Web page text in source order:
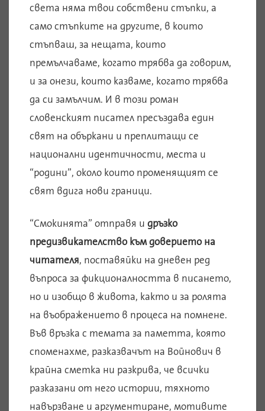
света няма твои собствени стъпки, а
само стъпките на другите, в които
стъпваш, за нещата, които
премълчаваме, когато трябва да говорим,
и за онези, които казваме, когато трябва
да си замълчим. И в този роман
словенският писател пресъздава един
свят на объркани и преплитащи се
национални идентичности, места и
“родини”, около които променящият се
свят вдига нови граници.
“Смокинята” отправя и дръзко
предизвикателство към доверието на
читателя, поставяйки на дневен ред
въпроса за фикционалността в писането,
но и изобщо в живота, както и за ролята
на въображението в процеса на помнене.
Във връзка с темата за паметта, която
споменахме, разказвачът на Войнович в
крайна сметка ни разкрива, че всички
разказани от него истории, тяхното
навързване и аргументиране, мотивите